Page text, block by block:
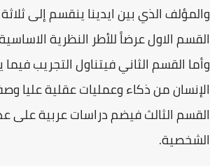
والمؤلف الذي بين ايدينا ينقسم إلى
القسم الاول عرضاً للأطر النظرية
وأما القسم الثاني فيتناول التجريب
الإنسان من ذكاء وعمليات عقلية عليا
القسم الثالث فيضم دراسات عربية على
الشخصية.